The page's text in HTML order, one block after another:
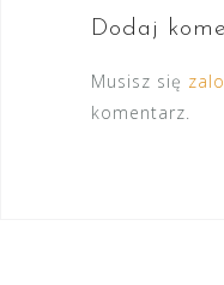
Dodaj
Musisz się
komentarz.